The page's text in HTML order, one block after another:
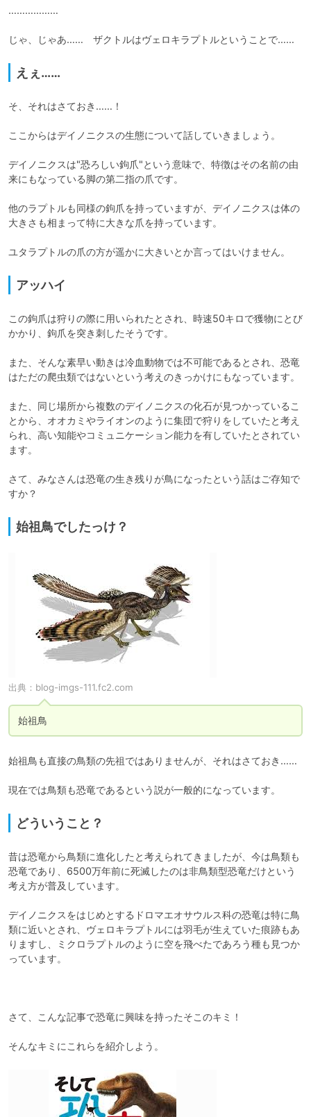
………………
じゃ、じゃあ……　ザクトルはヴェロキラプトルということで……
えぇ……
そ、それはさておき……！
ここからはデイノニクスの生態について話していきましょう。
デイノニクスは"恐ろしい鉤爪"という意味で、特徴はその名前の由
来にもなっている脚の第二指の爪です。
他のラプトルも同様の鉤爪を持っていますが、デイノニクスは体の
大きさも相まって特に大きな爪を持っています。
ユタラプトルの爪の方が遥かに大きいとか言ってはいけません。
アッハイ
この鉤爪は狩りの際に用いられたとされ、時速50キロで獲物にとび
かかり、鉤爪を突き刺したそうです。
また、そんな素早い動きは冷血動物では不可能であるとされ、恐竜
はただの爬虫類ではないという考えのきっかけにもなっています。
また、同じ場所から複数のデイノニクスの化石が見つかっているこ
とから、オオカミやライオンのように集団で狩りをしていたと考え
られ、高い知能やコミュニケーション能力を有していたとされてい
ます。
さて、みなさんは恐竜の生き残りが鳥になったという話はご存知で
すか？
始祖鳥でしたっけ？
出典： blog-imgs-111.fc2.com
始祖鳥
始祖鳥も直接の鳥類の先祖ではありませんが、それはさておき……
現在では鳥類も恐竜であるという説が一般的になっています。
どういうこと？
昔は恐竜から鳥類に進化したと考えられてきましたが、今は鳥類も
恐竜であり、6500万年前に死滅したのは非鳥類型恐竜だけという
考え方が普及しています。
デイノニクスをはじめとするドロマエオサウルス科の恐竜は特に鳥
類に近いとされ、ヴェロキラプトルには羽毛が生えていた痕跡もあ
りますし、ミクロラプトルのように空を飛べたであろう種も見つか
っています。
さて、こんな記事で恐竜に興味を持ったそこのキミ！
そんなキミにこれらを紹介しよう。